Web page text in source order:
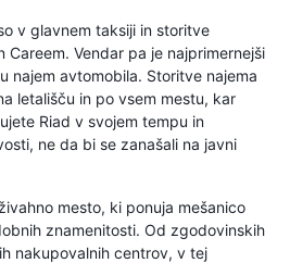
v glavnem taksiji in storitve
Vendar pa je najprimernejši
najem avtomobila. Storitve najema
letališču in po vsem mestu, kar
Riad v svojem tempu in
ne da bi se zanašali na javni
mesto, ki ponuja mešanico
znamenitosti. Od zgodovinskih
nakupovalnih centrov, v tej